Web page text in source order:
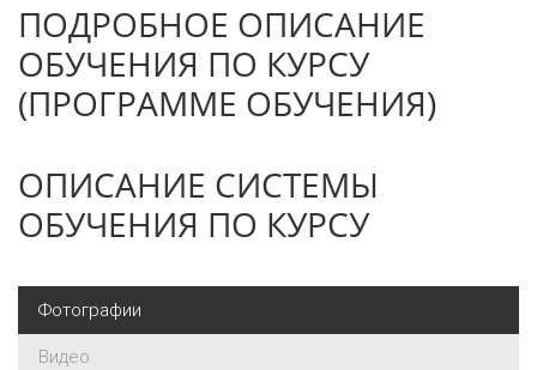
ПОДРОБНОЕ ОПИСАНИЕ
ОБУЧЕНИЯ ПО КУРСУ
(ПРОГРАММЕ ОБУЧЕНИЯ)
ОПИСАНИЕ СИСТЕМЫ
ОБУЧЕНИЯ ПО КУРСУ
Фотографии
Видео